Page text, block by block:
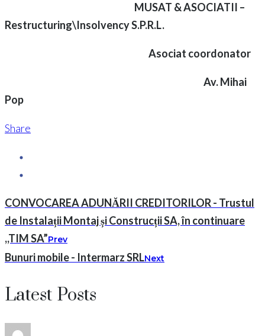
MUSAT & ASOCIATII –
Restructuring\Insolvency S.P.R.L.
Asociat coordonator
Av. Mihai
Pop
Share
CONVOCAREA ADUNĂRII CREDITORILOR - Trustul
de Instalații Montaj și Construcții SA, în continuare
,,TIM SA”Prev
Bunuri mobile - Intermarz SRLNext
Latest Posts